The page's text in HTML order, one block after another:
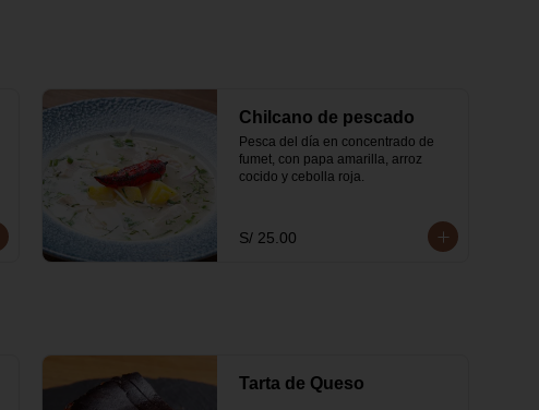
Chilcano de pescado
Pesca del día en concentrado de
fumet, con papa amarilla, arroz
cocido y cebolla roja.
S/ 25.00
Tarta de Queso